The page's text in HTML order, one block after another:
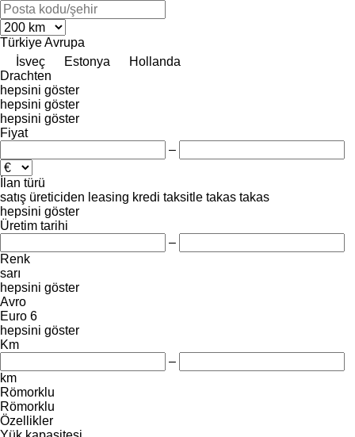
TürkiyeAvrupa
İsveç
Estonya
Hollanda
Drachten
hepsini göster
hepsini göster
hepsini göster
Fiyat
–
İlan türü
satış üreticiden leasing kredi taksitle takas takas
hepsini göster
Üretim tarihi
–
Renk
sarı
hepsini göster
Avro
Euro 6
hepsini göster
Km
–
km
Römorklu
Römorklu
Özellikler